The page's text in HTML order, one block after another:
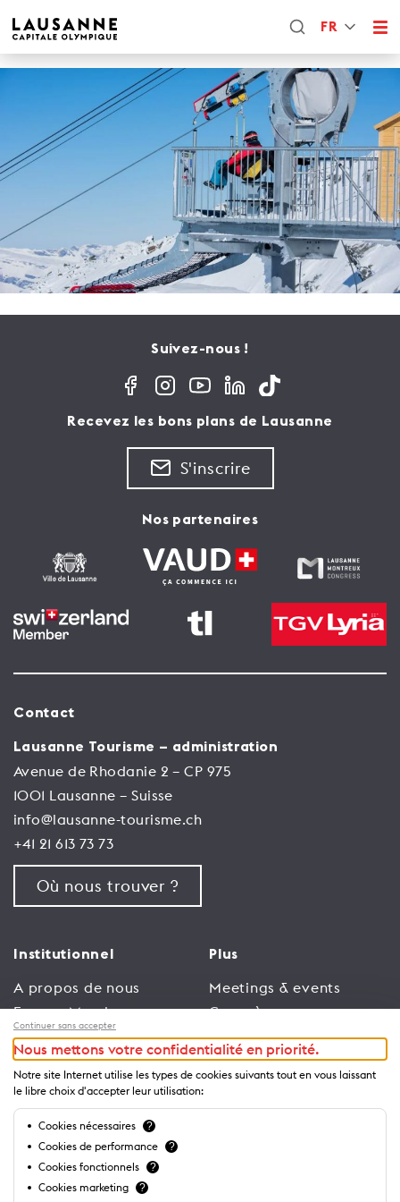
FR
Suivez-nous !
Recevez les bons plans de Lausanne
S'inscrire
Nos partenaires
Contact
Lausanne Tourisme – administration
Avenue de Rhodanie 2 – CP 975
1001 Lausanne – Suisse
info@lausanne-tourisme.ch
+41 21 613 73 73
Où nous trouver ?
Institutionnel
A propos de nous
Espace Membres
Emploi
Conditions générales
d’utilisation
Politique de
confidentialité
Plus
Meetings & events
Congrès
Trade
Espace Médias
Annonceurs
Brochures et guides
Continuer sans accepter
Nous mettons votre confidentialité en priorité.
Notre site Internet utilise les types de cookies suivants tout en vous laissant
le libre choix d'accepter leur utilisation:
Cookies nécessaires ?
Cookies de performance ?
Cookies fonctionnels ?
Cookies marketing ?